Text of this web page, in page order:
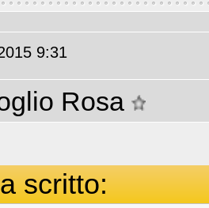
9:31
Rosa
scritto: